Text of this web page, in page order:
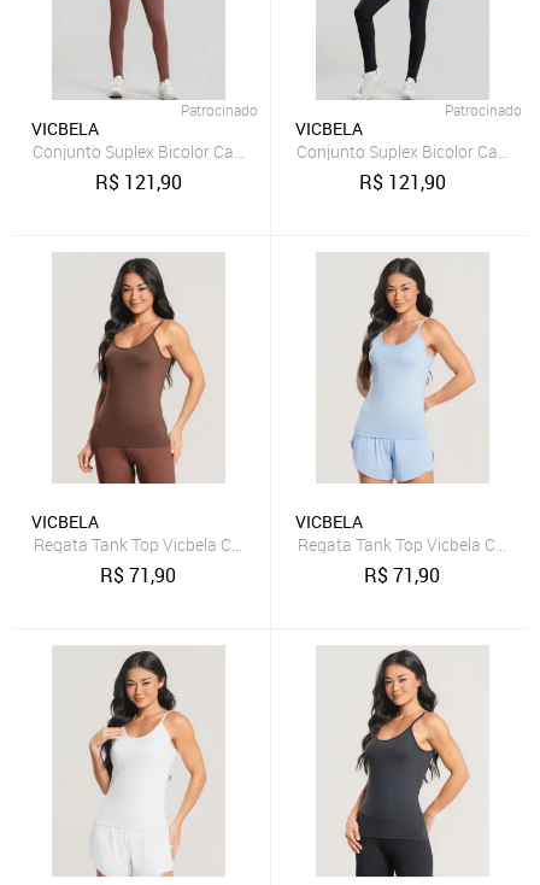
Patrocinado
VICBELA
Conjunto Suplex Bicolor Calça + Top Regata Marrom
R$ 121,90
Patrocinado
VICBELA
Conjunto Suplex Bicolor Calça +
R$ 121,90
VICBELA
Regata Tank Top Vicbela Camiseta Fitness Alça Fina Academia
R$71,90
VICBELA
Regata Tank Top Vicbela
R$71,90